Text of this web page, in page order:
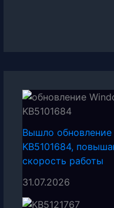
Вышло обновление
KB5101684,
скорость работы
31.07.2026